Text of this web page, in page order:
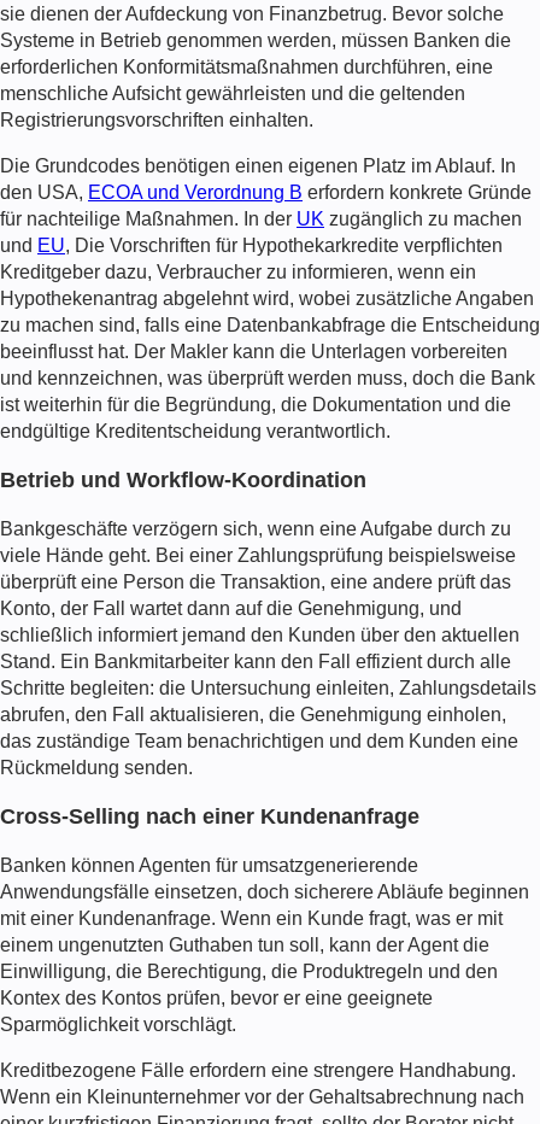
sie dienen der Aufdeckung von Finanzbetrug. Bevor solche
Systeme in Betrieb genommen werden, müssen Banken die
erforderlichen Konformitätsmaßnahmen durchführen, eine
menschliche Aufsicht gewährleisten und die geltenden
Registrierungsvorschriften einhalten.
Die Grundcodes benötigen einen eigenen Platz im Ablauf. In
den USA, ECOA und Verordnung B erfordern konkrete Gründe
für nachteilige Maßnahmen. In der UK zugänglich zu machen
und EU, Die Vorschriften für Hypothekarkredite verpflichten
Kreditgeber dazu, Verbraucher zu informieren, wenn ein
Hypothekenantrag abgelehnt wird, wobei zusätzliche Angaben
zu machen sind, falls eine Datenbankabfrage die Entscheidung
beeinflusst hat. Der Makler kann die Unterlagen vorbereiten
und kennzeichnen, was überprüft werden muss, doch die Bank
ist weiterhin für die Begründung, die Dokumentation und die
endgültige Kreditentscheidung verantwortlich.
Betrieb und Workflow-Koordination
Bankgeschäfte verzögern sich, wenn eine Aufgabe durch zu
viele Hände geht. Bei einer Zahlungsprüfung beispielsweise
überprüft eine Person die Transaktion, eine andere prüft das
Konto, der Fall wartet dann auf die Genehmigung, und
schließlich informiert jemand den Kunden über den aktuellen
Stand. Ein Bankmitarbeiter kann den Fall effizient durch alle
Schritte begleiten: die Untersuchung einleiten, Zahlungsdetails
abrufen, den Fall aktualisieren, die Genehmigung einholen,
das zuständige Team benachrichtigen und dem Kunden eine
Rückmeldung senden.
Cross-Selling nach einer Kundenanfrage
Banken können Agenten für umsatzgenerierende
Anwendungsfälle einsetzen, doch sicherere Abläufe beginnen
mit einer Kundenanfrage. Wenn ein Kunde fragt, was er mit
einem ungenutzten Guthaben tun soll, kann der Agent die
Einwilligung, die Berechtigung, die Produktregeln und den
Kontex des Kontos prüfen, bevor er eine geeignete
Sparmöglichkeit vorschlägt.
Kreditbezogene Fälle erfordern eine strengere Handhabung.
Wenn ein Kleinunternehmer vor der Gehaltsabrechnung nach